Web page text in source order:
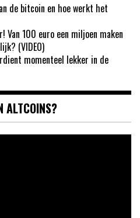
de bitcoin en hoe werkt het
Van 100 euro een miljoen maken
(VIDEO)
momenteel lekker in de
ALTCOINS?